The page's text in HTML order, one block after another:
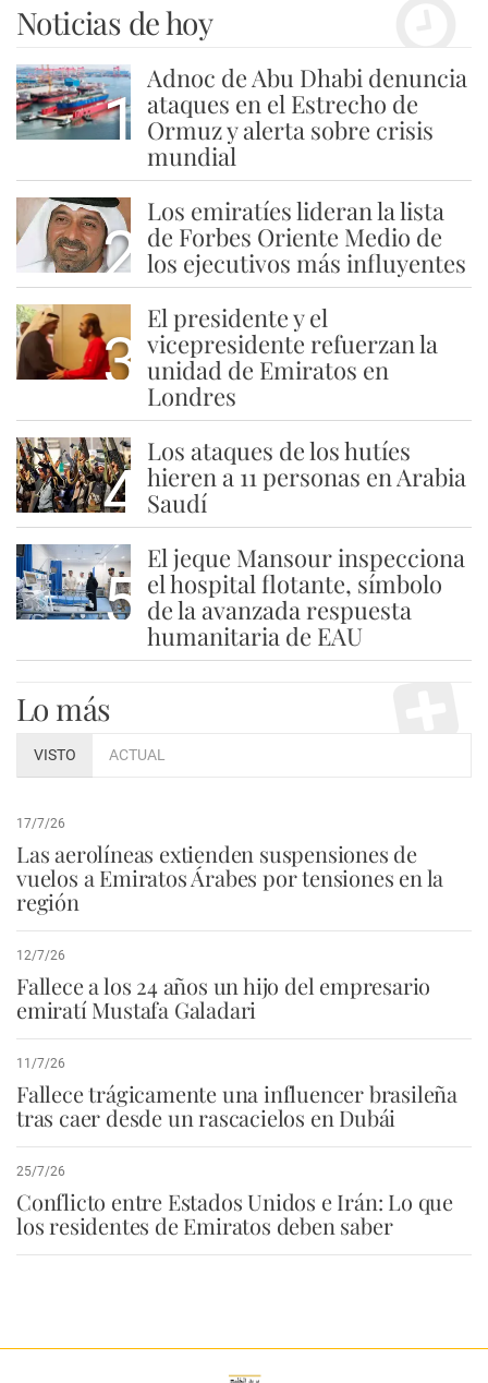
Noticias de hoy
1
Adnoc de Abu Dhabi denuncia
ataques en el Estrecho de
Ormuz y alerta sobre crisis
mundial
2
Los emiratíes lideran la lista
de Forbes Oriente Medio de
los ejecutivos más influyentes
3
El presidente y el
vicepresidente refuerzan la
unidad de Emiratos en
Londres
4
Los ataques de los hutíes
hieren a 11 personas en Arabia
Saudí
5
El jeque Mansour inspecciona
el hospital flotante, símbolo
de la avanzada respuesta
humanitaria de EAU
Lo más
VISTO ACTUAL
17/7/26
Las aerolíneas extienden suspensiones de
vuelos a Emiratos Árabes por tensiones en la
región
12/7/26
Fallece a los 24 años un hijo del empresario
emiratí Mustafa Galadari
11/7/26
Fallece trágicamente una influencer brasileña
tras caer desde un rascacielos en Dubái
25/7/26
Conflicto entre Estados Unidos e Irán: Lo que
los residentes de Emiratos deben saber